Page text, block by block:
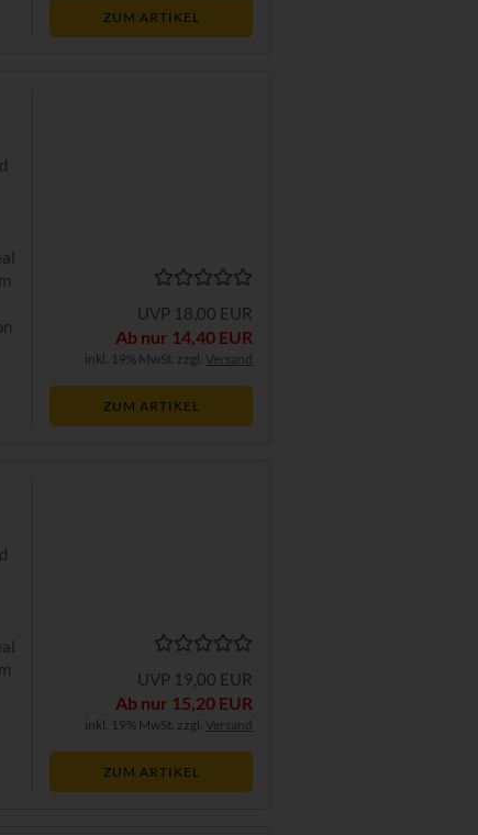
ZUM ARTIKEL
UVP 18,00 EUR
Ab nur 14,40 EUR
inkl. 19% MwSt. zzgl. Versand
ZUM ARTIKEL
UVP 19,00 EUR
Ab nur 15,20 EUR
inkl. 19% MwSt. zzgl. Versand
ZUM ARTIKEL